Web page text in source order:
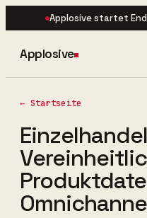
Applosive startet
Applosive
← Startseite